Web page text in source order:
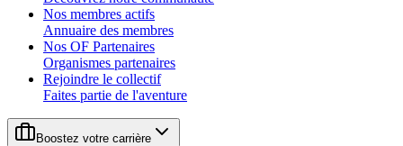
Nos membres actifs
Annuaire des membres
Nos OF Partenaires
Organismes partenaires
Rejoindre le collectif
Faites partie de l'aventure
Boostez votre carrière